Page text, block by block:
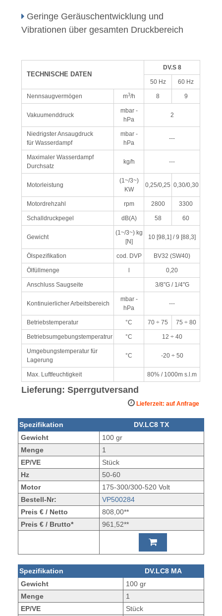
Geringe Geräuschentwicklung und
Vibrationen über gesamten Druckbereich
TECHNISCHE DATEN
DV.S 8
50 Hz 60 Hz
Nennsaugvermögen m3/h 8 9
Vakuumenddruck
mbar -
hPa
2
Niedrigster Ansaugdruck
für Wasserdampf
mbar -
hPa
---
Maximaler Wasserdampf
Durchsatz
kg/h ---
Motorleistung
(1~/3~)
KW
0,25/0,25 0,30/0,30
Motordrehzahl rpm 2800 3300
Schalldruckpegel dB(A) 58 60
Gewicht
(1~/3~) kg
[N]
10 [98,1] / 9 [88,3]
Ölspezifikation cod. DVP BV32 (SW40)
Ölfüllmenge 0,20
Anschluss Saugseite 3/8”G / 1/4"G
Kontinuierlicher Arbeitsbereich
mbar -
hPa
---
Betriebstemperatur °C 70 ÷ 75 75 ÷ 80
Betriebsumgebungstemperatrur °C 12 ÷ 40
Umgebungstemperatur für
Lagerung
°C -20 ÷ 50
Max. Luftfeuchtigkeit 80% / 1000m s.l.m
Lieferung: Sperrgutversand
Lieferzeit: auf Anfrage
Spezifikation
DV.LC8 TX
Gewicht
100 gr
Menge
1
EP/VE
Stück
Hz
50-60
Motor
175-300/300-520 Volt
Bestell-Nr:
VP500284
Preis € / Netto
808,00**
Preis € / Brutto*
961,52**
Spezifikation
DV.LC8 MA
Gewicht
100 gr
Menge
1
EP/VE
Stück